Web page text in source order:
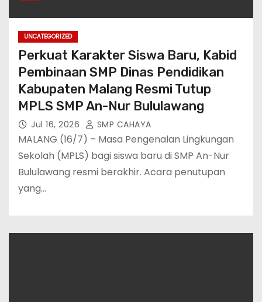
UNCATEGORIZED
Perkuat Karakter Siswa Baru, Kabid
Pembinaan SMP Dinas Pendidikan
Kabupaten Malang Resmi Tutup
MPLS SMP An-Nur Bululawang
Jul 16, 2026 SMP CAHAYA
MALANG (16/7) – Masa Pengenalan Lingkungan
Sekolah (MPLS) bagi siswa baru di SMP An-Nur
Bululawang resmi berakhir. Acara penutupan
yang…